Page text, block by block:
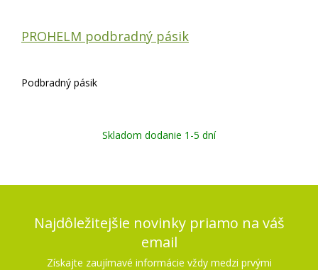
PROHELM podbradný pásik
Podbradný pásik
Skladom dodanie 1-5 dní
Najdôležitejšie novinky priamo na váš
email
Získajte zaujímavé informácie vždy medzi prvými